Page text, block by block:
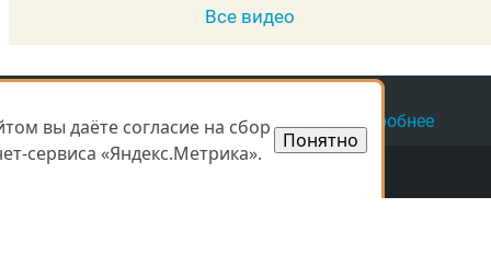
Все видео
г.,свидетельствоЭЛ № ФС 77 - 67745 Подробнее
вы даёте согласие на сбор
сервиса «Яндекс.Метрика».
Понятно
вы даёте согласие на сбор
сервиса «Яндекс.Метрика».
Понятно